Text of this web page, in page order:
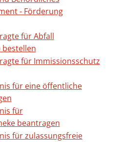
- Förderung
für Abfall
für Immissionsschutz
für eine öffentliche
für
beantragen
für zulassungsfreie